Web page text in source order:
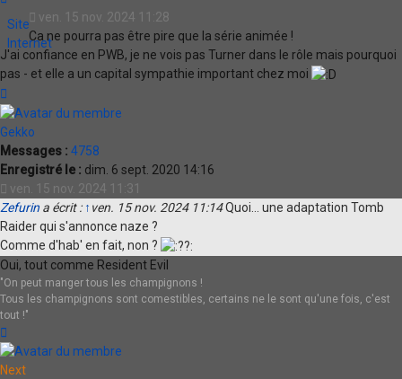
PierrotDameron
Site
Internet
ven. 15 nov. 2024 11:28
Ca ne pourra pas être pire que la série animée !
J'ai confiance en PWB, je ne vois pas Turner dans le rôle mais pourquoi
pas - et elle a un capital sympathie important chez moi
Gekko
Messages : 4758
Enregistré le : dim. 6 sept. 2020 14:16
ven. 15 nov. 2024 11:31
Zefurin a écrit : ↑ ven. 15 nov. 2024 11:14Quoi... une adaptation Tomb
Raider qui s'annonce naze ?
Comme d'hab' en fait, non ?
Oui, tout comme Resident Evil
"On peut manger tous les champignons !
Tous les champignons sont comestibles, certains ne le sont qu'une fois, c'est
tout !"
Next